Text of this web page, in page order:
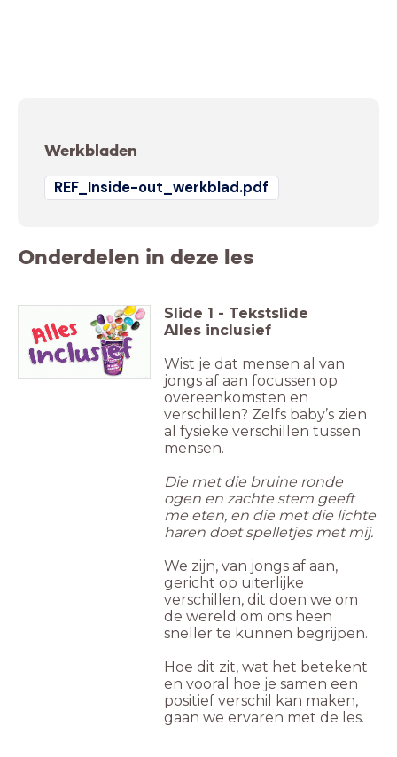
Werkbladen
REF_Inside-out_werkblad.pdf
Onderdelen in deze les
Slide 1 - Tekstslide
Alles inclusief
Wist je dat mensen al van
jongs af aan focussen op
overeenkomsten en
verschillen? Zelfs baby’s zien
al fysieke verschillen tussen
mensen.
Die met die bruine ronde
ogen en zachte stem geeft
me eten, en die met die lichte
haren doet spelletjes met mij.
We zijn, van jongs af aan,
gericht op uiterlijke
verschillen, dit doen we om
de wereld om ons heen
sneller te kunnen begrijpen.
Hoe dit zit, wat het betekent
en vooral hoe je samen een
positief verschil kan maken,
gaan we ervaren met de les.